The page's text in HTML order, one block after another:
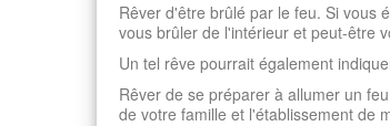
Rêver d'être brûlé par le feu. Si vous
vous brûler de l'intérieur et peut-être
Un tel rêve pourrait également
Rêver de se préparer à allumer un
de votre famille et l'établissement de